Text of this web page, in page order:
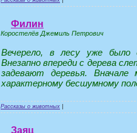
Филин
Коростелёв Джемиль Петрович
Вечерело, в лесу уже было
Внезапно впереди с дерева
задевают деревья.
характерному бесшумному
Рассказы о животных
Заяц